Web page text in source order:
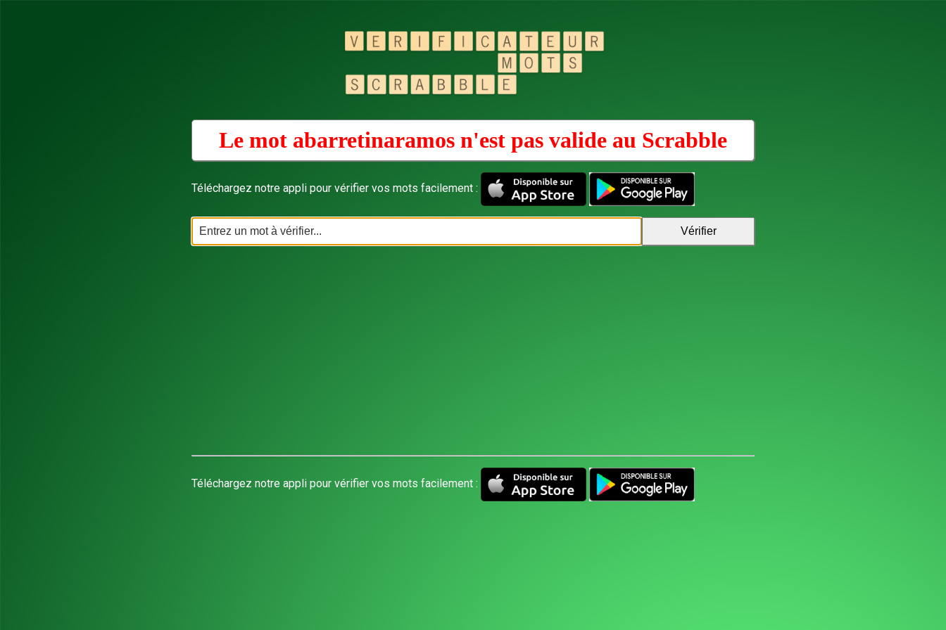
Le mot abarretinaramos n'est pas valide au Scrabble
Téléchargez notre appli pour vérifier vos mots facilement :
Téléchargez notre appli pour vérifier vos mots facilement :